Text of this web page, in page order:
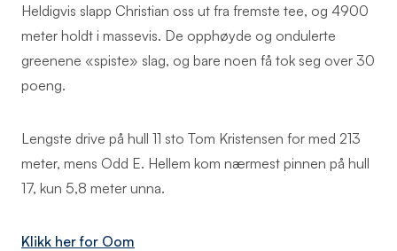
Heldigvis slapp Christian oss ut fra fremste tee, og 4900
meter holdt i massevis. De opphøyde og ondulerte
greenene «spiste» slag, og bare noen få tok seg over 30
poeng.
Lengste drive på hull 11 sto Tom Kristensen for med 213
meter, mens Odd E. Hellem kom nærmest pinnen på hull
17, kun 5,8 meter unna.
Klikk her for Oom